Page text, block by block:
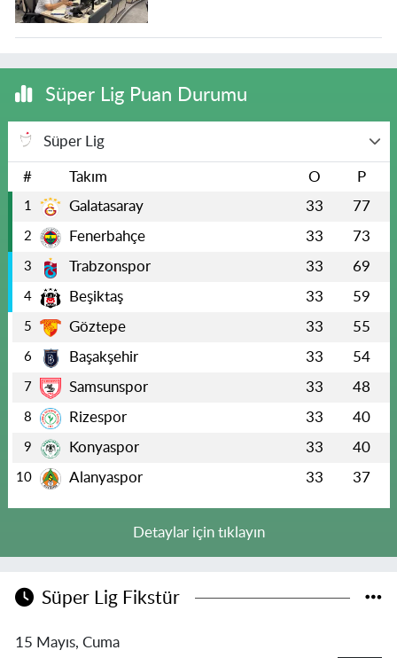
Süper Lig Puan Durumu
Süper Lig
# Takım O P
1 Galatasaray 33 77
2 Fenerbahçe 33 73
3 Trabzonspor 33 69
4 Beşiktaş 33 59
5 Göztepe 33 55
6 Başakşehir 33 54
7 Samsunspor 33 48
8 Rizespor 33 40
9 Konyaspor 33 40
10 Alanyaspor 33 37
Detaylar için tıklayın
Süper Lig Fikstür
15 Mayıs, Cuma